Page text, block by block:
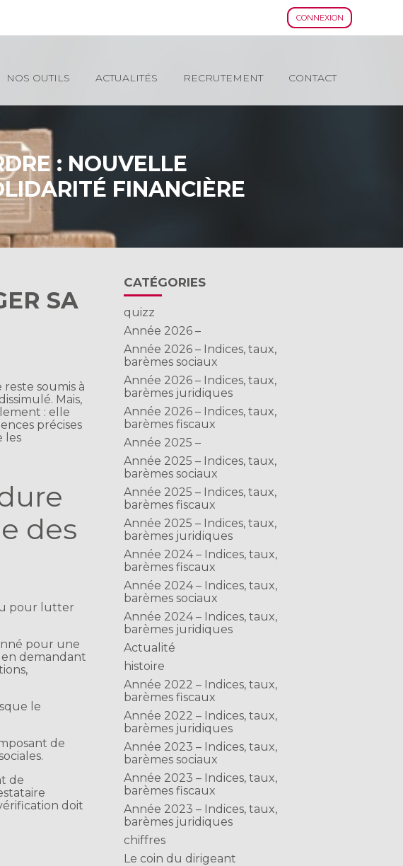
CONNEXION
NOS OUTILS ACTUALITÉS RECRUTEMENT CONTACT
: NOUVELLE
FINANCIÈRE
SA
soumis à
Mais,
: elle
précises
les
des
pour lutter
pour une
en demandant
le
de
de
doit
Blog
sidebar
CATÉGORIES
quizz
Année 2026 –
Année 2026 – Indices, taux,
barèmes sociaux
Année 2026 – Indices, taux,
barèmes juridiques
Année 2026 – Indices, taux,
barèmes fiscaux
Année 2025 –
Année 2025 – Indices, taux,
barèmes sociaux
Année 2025 – Indices, taux,
barèmes fiscaux
Année 2025 – Indices, taux,
barèmes juridiques
Année 2024 – Indices, taux,
barèmes fiscaux
Année 2024 – Indices, taux,
barèmes sociaux
Année 2024 – Indices, taux,
barèmes juridiques
Actualité
histoire
Année 2022 – Indices, taux,
barèmes fiscaux
Année 2022 – Indices, taux,
barèmes juridiques
Année 2023 – Indices, taux,
barèmes sociaux
Année 2023 – Indices, taux,
barèmes fiscaux
Année 2023 – Indices, taux,
barèmes juridiques
chiffres
Le coin du dirigeant